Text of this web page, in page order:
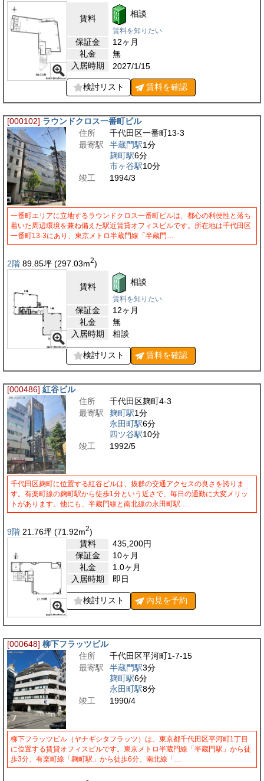
賃料 相談
賃料を知りたい
保証金
12ヶ月
礼金
無
入居時期
2027/1/15
検討リスト 賃料を確認
[000102] ラウンドクロス一番町ビル
住所
千代田区一番町13-3
最寄駅
半蔵門駅1分
麹町駅6分
市ヶ谷駅10分
竣工
1994/3
一番町エリアに立地するラウンドクロス一番町ビルは、都心の利便性と落ち
着いた周辺環境を兼ね備えた駅近賃貸オフィスビルです。所在地は千代田区
一番町13-3にあり、東京メトロ半蔵門線「半蔵門…
2階 89.85坪 (297.03m2)
賃料 相談
賃料を知りたい
保証金
12ヶ月
礼金
無
入居時期
相談
検討リスト 賃料を確認
[000486] 紅谷ビル
住所
千代田区麹町4-3
最寄駅
麹町駅1分
永田町駅6分
四ツ谷駅10分
竣工
1992/5
千代田区麹町に位置する紅谷ビルは、抜群の交通アクセスの良さを誇りま
す。有楽町線の麹町駅から徒歩1分という近さで、毎日の通勤に大変メリッ
トがあります。他にも、半蔵門線と南北線の永田町駅…
9階 21.76坪 (71.92m2)
賃料
435,200円
保証金
10ヶ月
礼金
1.0ヶ月
入居時期
即日
検討リスト 内見を予約
[000648] 柳下フラッツビル
住所
千代田区平河町1-7-15
最寄駅
半蔵門駅3分
麹町駅6分
永田町駅8分
竣工
1990/4
柳下フラッツビル（ヤナギシタフラッツ）は、東京都千代田区平河町1丁目
に位置する賃貸オフィスビルです。東京メトロ半蔵門線「半蔵門駅」から徒
歩3分、有楽町線「麹町駅」から徒歩6分、南北線「…